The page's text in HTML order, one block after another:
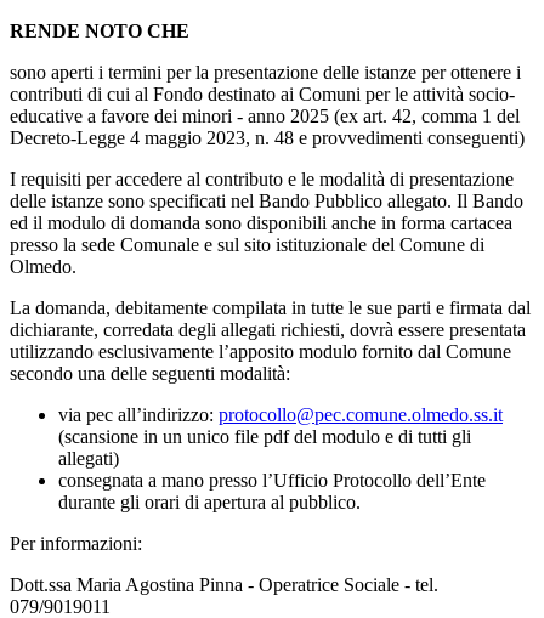
RENDE NOTO CHE
sono aperti i termini per la presentazione delle istanze per ottenere i
contributi di cui al Fondo destinato ai Comuni per le attività socio-
educative a favore dei minori - anno 2025 (ex art. 42, comma 1 del
Decreto-Legge 4 maggio 2023, n. 48 e provvedimenti conseguenti)
I requisiti per accedere al contributo e le modalità di presentazione
delle istanze sono specificati nel Bando Pubblico allegato. Il Bando
ed il modulo di domanda sono disponibili anche in forma cartacea
presso la sede Comunale e sul sito istituzionale del Comune di
Olmedo.
La domanda, debitamente compilata in tutte le sue parti e firmata dal
dichiarante, corredata degli allegati richiesti, dovrà essere presentata
utilizzando esclusivamente l’apposito modulo fornito dal Comune
secondo una delle seguenti modalità:
via pec all’indirizzo: protocollo@pec.comune.olmedo.ss.it
(scansione in un unico file pdf del modulo e di tutti gli
allegati)
consegnata a mano presso l’Ufficio Protocollo dell’Ente
durante gli orari di apertura al pubblico.
Per informazioni:
Dott.ssa Maria Agostina Pinna - Operatrice Sociale - tel.
079/9019011